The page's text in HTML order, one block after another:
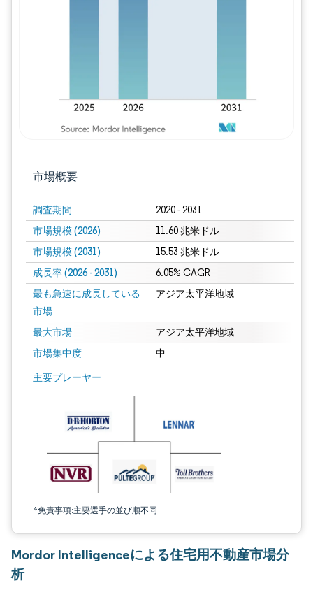
市場概要
調査期間 2020 - 2031
市場規模 (2026) 11.60 兆米ドル
市場規模 (2031) 15.53 兆米ドル
成長率 (2026 - 2031) 6.05% CAGR
最も急速に成長している
市場
アジア太平洋地域
最大市場 アジア太平洋地域
市場集中度 中
主要プレーヤー
*免責事項:主要選手の並び順不同
画像 © Mordor Intelligence。再利用にはCC BY 4.0の表示が必要です。
Mordor Intelligenceによる住宅用不動産市場分
析